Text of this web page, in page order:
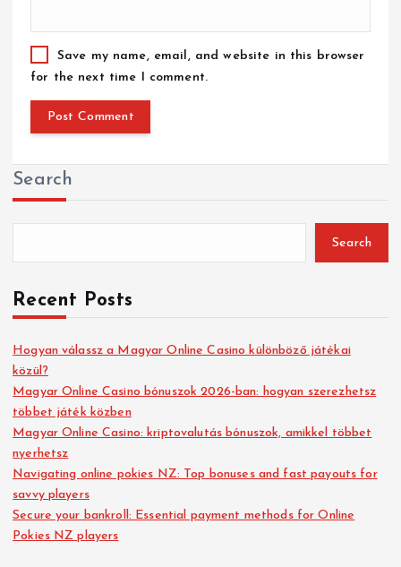
Save my name, email, and website in this browser
for the next time I comment.
Search
Search
Recent Posts
Hogyan válassz a Magyar Online Casino különböző játékai
közül?
Magyar Online Casino bónuszok 2026-ban: hogyan szerezhetsz
többet játék közben
Magyar Online Casino: kriptovalutás bónuszok, amikkel többet
nyerhetsz
Navigating online pokies NZ: Top bonuses and fast payouts for
savvy players
Secure your bankroll: Essential payment methods for Online
Pokies NZ players